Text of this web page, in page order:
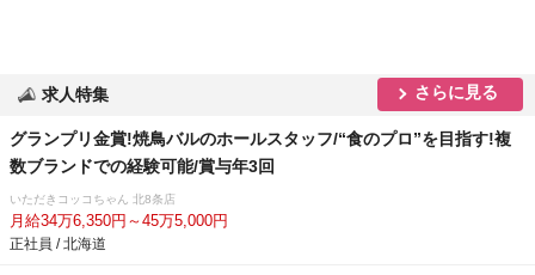
求人特集 さらに見る
グランプリ金賞!焼鳥バルのホールスタッフ/“食のプロ”を目指す!複
数ブランドでの経験可能/賞与年3回
いただきコッコちゃん 北8条店
月給34万6,350円～45万5,000円
正社員 / 北海道